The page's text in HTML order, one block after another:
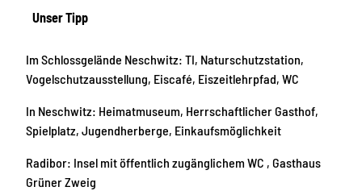
Unser Tipp
Im Schlossgelände Neschwitz: TI, Naturschutzstation,
Vogelschutzausstellung, Eiscafé, Eiszeitlehrpfad, WC
In Neschwitz: Heimatmuseum, Herrschaftlicher Gasthof,
Spielplatz, Jugendherberge, Einkaufsmöglichkeit
Radibor: Insel mit öffentlich zugänglichem WC , Gasthaus
Grüner Zweig